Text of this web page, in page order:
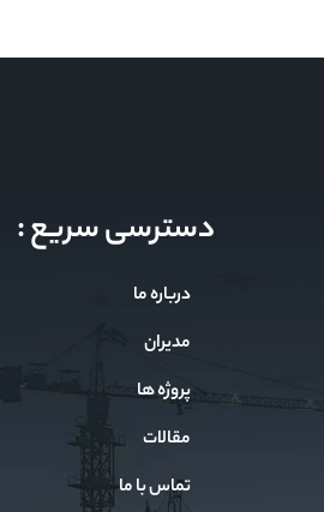
دسترسی سریع :
درباره ما
مدیران
پروژه ها
مقالات
تماس با ما